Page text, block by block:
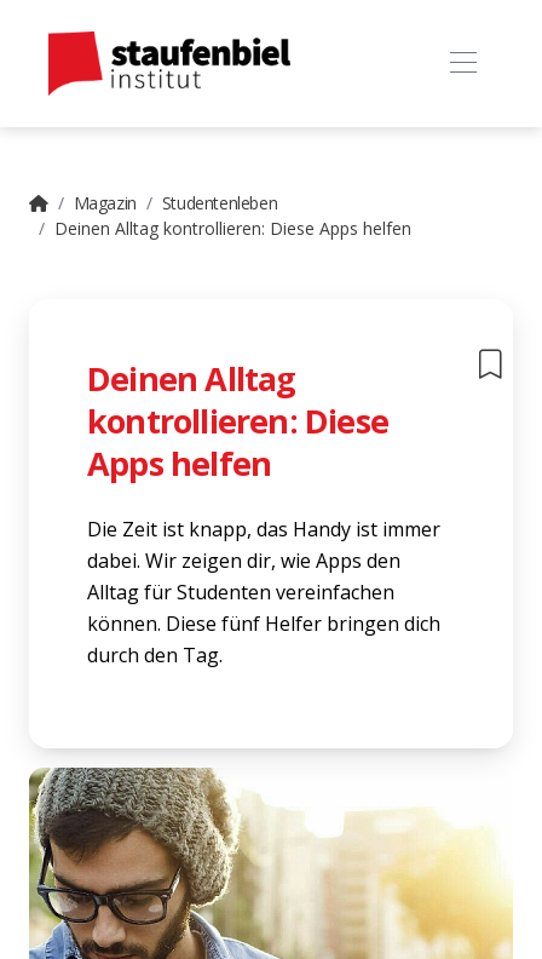
Magazin
Studentenleben
Deinen Alltag kontrollieren: Diese Apps helfen
Deinen Alltag
kontrollieren: Diese
Apps helfen
Die Zeit ist knapp, das Handy ist immer
dabei. Wir zeigen dir, wie Apps den
Alltag für Studenten vereinfachen
können. Diese fünf Helfer bringen dich
durch den Tag.